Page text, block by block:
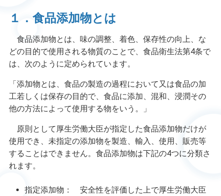
１． 食品添加物とは
食品添加物とは、味の調整、着色、保存性の向上、な
どの目的で使用される物質のことで、食品衛生法第4条で
は、次のように定められています。
「添加物とは、食品の製造の過程において又は食品の加
工若しくは保存の目的で、食品に添加、混和、浸潤その
他の方法によって使用する物をいう。」
原則として厚生労働大臣が指定した食品添加物だけが
使用でき、未指定の添加物を製造、輸入、使用、販売等
することはできません。食品添加物は下記の4つに分類さ
れます。
指定添加物： 安全性を評価した上で厚生労働大臣